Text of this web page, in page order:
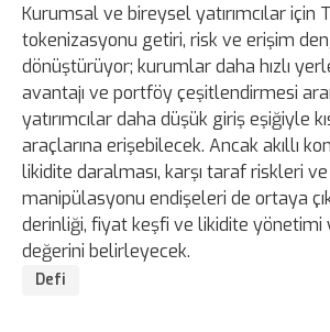
Kurumsal ve bireysel yatırımcılar için
tokenizasyonu getiri, risk ve erişim
dönüştürüyor; kurumlar daha hızlı
avantajı ve portföy çeşitlendirmesi
yatırımcılar daha düşük giriş eşiğiyle
araçlarına erişebilecek. Ancak akıllı
likidite daralması, karşı taraf riskleri
manipülasyonu endişeleri de ortaya
derinliği, fiyat keşfi ve likidite yönetimi
değerini belirleyecek.
Defi